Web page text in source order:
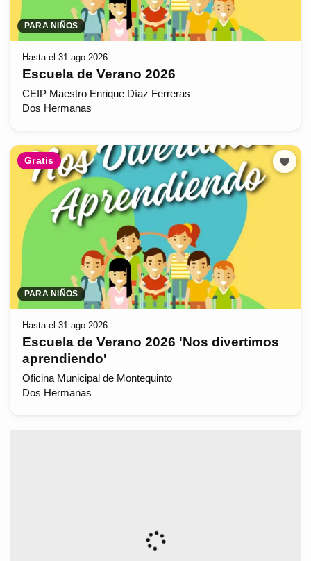
PARA NIÑOS
Hasta el 31 ago 2026
Escuela de Verano 2026
CEIP Maestro Enrique Díaz Ferreras
Dos Hermanas
Gratis
PARA NIÑOS
Hasta el 31 ago 2026
Escuela de Verano 2026 'Nos divertimos
aprendiendo'
Oficina Municipal de Montequinto
Dos Hermanas